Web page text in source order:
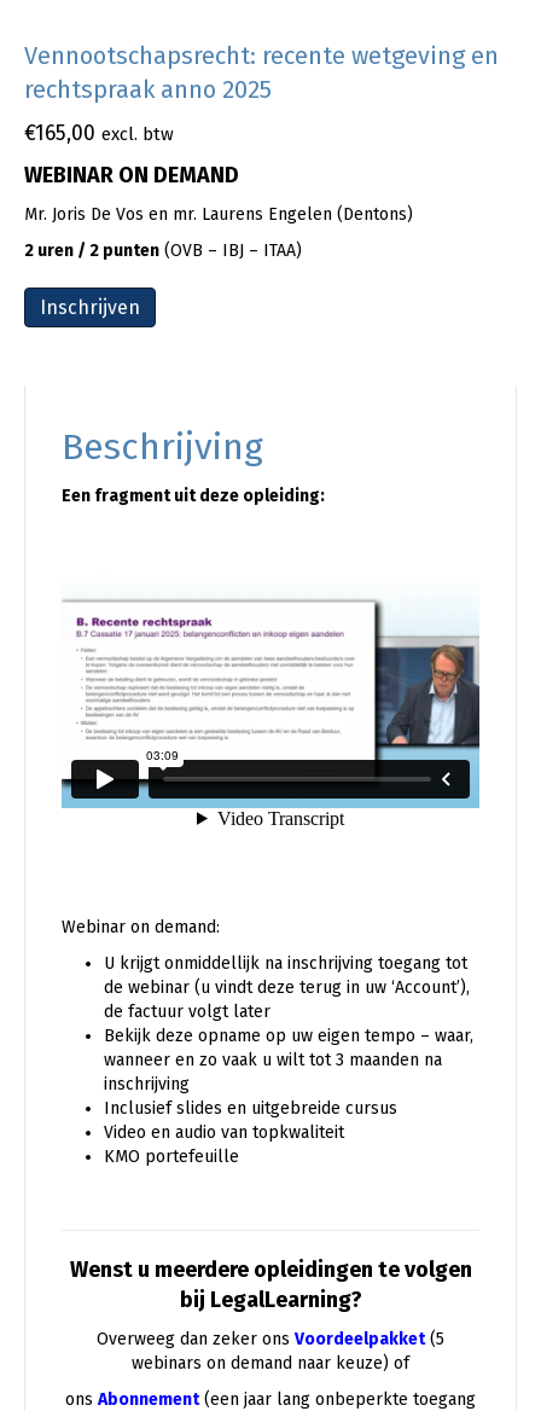
Vennootschapsrecht: recente wetgeving en
rechtspraak anno 2025
€165,00 excl. btw
WEBINAR ON DEMAND
Mr. Joris De Vos en mr. Laurens Engelen (Dentons)
2 uren / 2 punten (OVB – IBJ – ITAA)
Inschrijven
Beschrijving
Een fragment uit deze opleiding:
Webinar on demand:
U krijgt onmiddellijk na inschrijving toegang tot
de webinar (u vindt deze terug in uw ‘Account’),
de factuur volgt later
Bekijk deze opname op uw eigen tempo – waar,
wanneer en zo vaak u wilt tot 3 maanden na
inschrijving
Inclusief slides en uitgebreide cursus
Video en audio van topkwaliteit
KMO portefeuille
Wenst u meerdere opleidingen te volgen
bij LegalLearning?
Overweeg dan zeker ons Voordeelpakket(5
webinars on demand naar keuze) of
ons Abonnement(een jaar lang onbeperkte toegang